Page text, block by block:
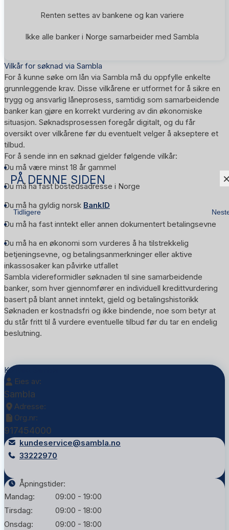
PÅ DENNE SIDEN
Tidligere
Renten settes av bankene og kan variere
Ikke alle banker i Norge samarbeider med Sambla
Vilkår for søknad via Sambla
For å kunne søke om lån via Sambla må du oppfylle enkelte
grunnleggende krav. Disse vilkårene er utformet for å sikre en
trygg og ansvarlig låneprosess, samtidig som samarbeidende
banker kan gjøre en korrekt vurdering av din økonomiske
situasjon. Søknadsprosessen foregår digitalt, og du får
oversikt over vilkårene før du eventuelt velger å akseptere et
tilbud.
For å sende inn en søknad gjelder følgende vilkår:
Du må være minst 18 år gammel
Du må ha fast bostedsadresse i Norge
Du må ha gyldig norsk BankID
Du må ha fast inntekt eller annen dokumentert betalingsevne
Du må ha en økonomi som vurderes å ha tilstrekkelig
betjeningsevne, og betalingsanmerkninger eller aktive
inkassosaker kan påvirke utfallet
Sambla videreformidler søknaden til sine samarbeidende
banker, som hver gjennomfører en individuell kredittvurdering
basert på blant annet inntekt, gjeld og betalingshistorikk
Søknaden er kostnadsfri og ikke bindende, noe som betyr at
du står fritt til å vurdere eventuelle tilbud før du tar en endelig
beslutning.
Kontakt Sambla
Eies av:
Sambla
Adresse:
Org.nr:
917454000
kundeservice@sambla.no
33222970
Åpningstider:
Mandag:
09:00 - 19:00
Tirsdag:
09:00 - 18:00
Onsdag:
09:00 - 18:00